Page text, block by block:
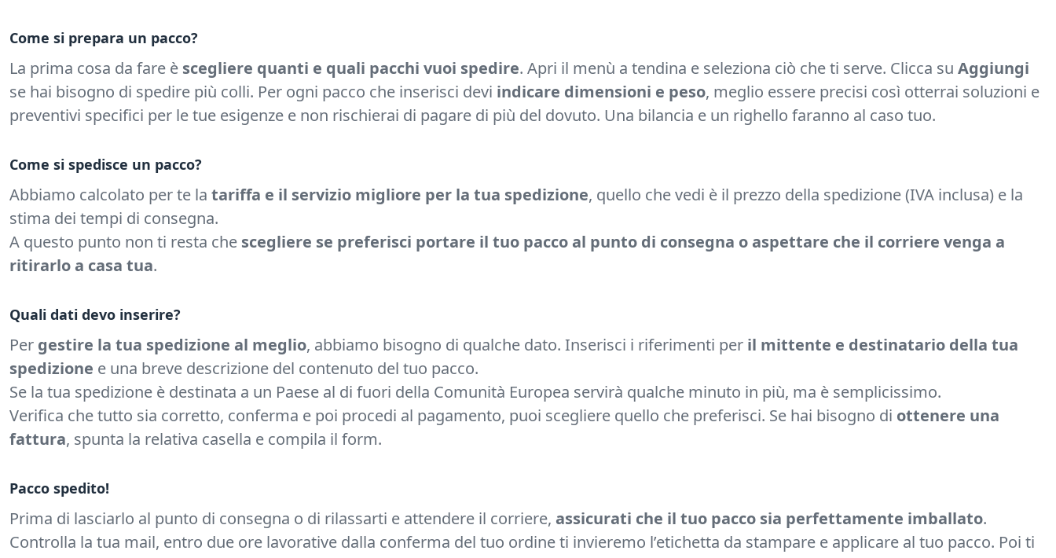
Come si prepara un pacco?
La prima cosa da fare è scegliere quanti e quali pacchi vuoi spedire. Apri il menù a tendina e seleziona ciò che ti serve. Clicca su Aggiungi
se hai bisogno di spedire più colli. Per ogni pacco che inserisci devi indicare dimensioni e peso, meglio essere precisi così otterrai soluzioni e
preventivi specifici per le tue esigenze e non rischierai di pagare di più del dovuto. Una bilancia e un righello faranno al caso tuo.
Come si spedisce un pacco?
Abbiamo calcolato per te la tariffa e il servizio migliore per la tua spedizione, quello che vedi è il prezzo della spedizione (IVA inclusa) e la
stima dei tempi di consegna.
A questo punto non ti resta che scegliere se preferisci portare il tuo pacco al punto di consegna o aspettare che il corriere venga a
ritirarlo a casa tua.
Quali dati devo inserire?
Per gestire la tua spedizione al meglio, abbiamo bisogno di qualche dato. Inserisci i riferimenti per il mittente e destinatario della tua
spedizione e una breve descrizione del contenuto del tuo pacco.
Se la tua spedizione è destinata a un Paese al di fuori della Comunità Europea servirà qualche minuto in più, ma è semplicissimo.
Verifica che tutto sia corretto, conferma e poi procedi al pagamento, puoi scegliere quello che preferisci. Se hai bisogno di ottenere una
fattura, spunta la relativa casella e compila il form.
Pacco spedito!
Prima di lasciarlo al punto di consegna o di rilassarti e attendere il corriere, assicurati che il tuo pacco sia perfettamente imballato.
Controlla la tua mail, entro due ore lavorative dalla conferma del tuo ordine ti invieremo l’etichetta da stampare e applicare al tuo pacco. Poi ti